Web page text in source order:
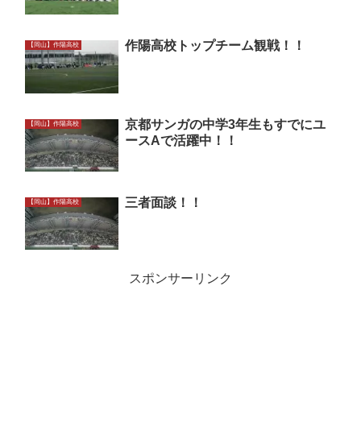
【岡山】作陽高校 作陽高校トップチーム観戦！！
【岡山】作陽高校
京都サンガの中学3年生もすでにユ
ースAで活躍中！！
【岡山】作陽高校 三者面談！！
スポンサーリンク